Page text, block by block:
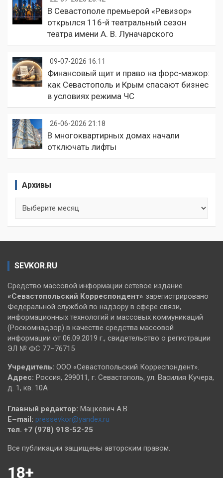
В Севастополе премьерой «Ревизор»
открылся 116-й театральный сезон
театра имени А. В. Луначарского
09-07-2026 16:11
Финансовый щит и право на форс-мажор:
как Севастополь и Крым спасают бизнес
в условиях режима ЧС
26-06-2026 21:18
В многоквартирных домах начали
отключать лифты
Архивы
SEVKOR.RU
Средство массовой информации сетевое издание
«Севастопольский Корреспондент» зарегистрировано
Федеральной службой по надзору в сфере связи,
информационных технологий и массовых коммуникаций
(Роскомнадзор) в качестве средства массовой
информации от 06.09.2019 г., свидетельство о регистрации
ЭЛ № ФС 77–76715
Учредитель: ООО «Севастопольский Корреспондент».
Адрес: Россия, 299011, г. Севастополь, ул. Василия Кучера,
д. 1, кв. 10А
Главный редактор: Мацкевич А.В.
E–mail: pressevkor@yandex.ru
тел. +7 (978) 918-52-25
Все публикации защищены авторским правом.
18+